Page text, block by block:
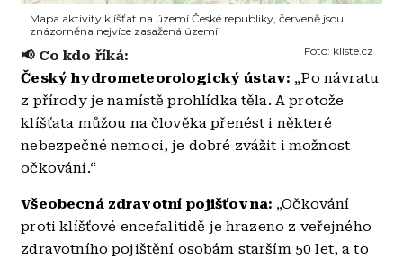
Mapa aktivity klíšťat na území České republiky, červeně jsou
znázorněna nejvíce zasažená území
Foto: kliste.cz
📢 Co kdo říká:
Český hydrometeorologický ústav: „Po návratu
z přírody je namístě prohlídka těla. A protože
klíšťata můžou na člověka přenést i některé
nebezpečné nemoci, je dobré zvážit i možnost
očkování.“
Všeobecná zdravotní pojišťovna: „Očkování
proti klíšťové encefalitidě je hrazeno z veřejného
zdravotního pojištění osobám starším 50 let, a to